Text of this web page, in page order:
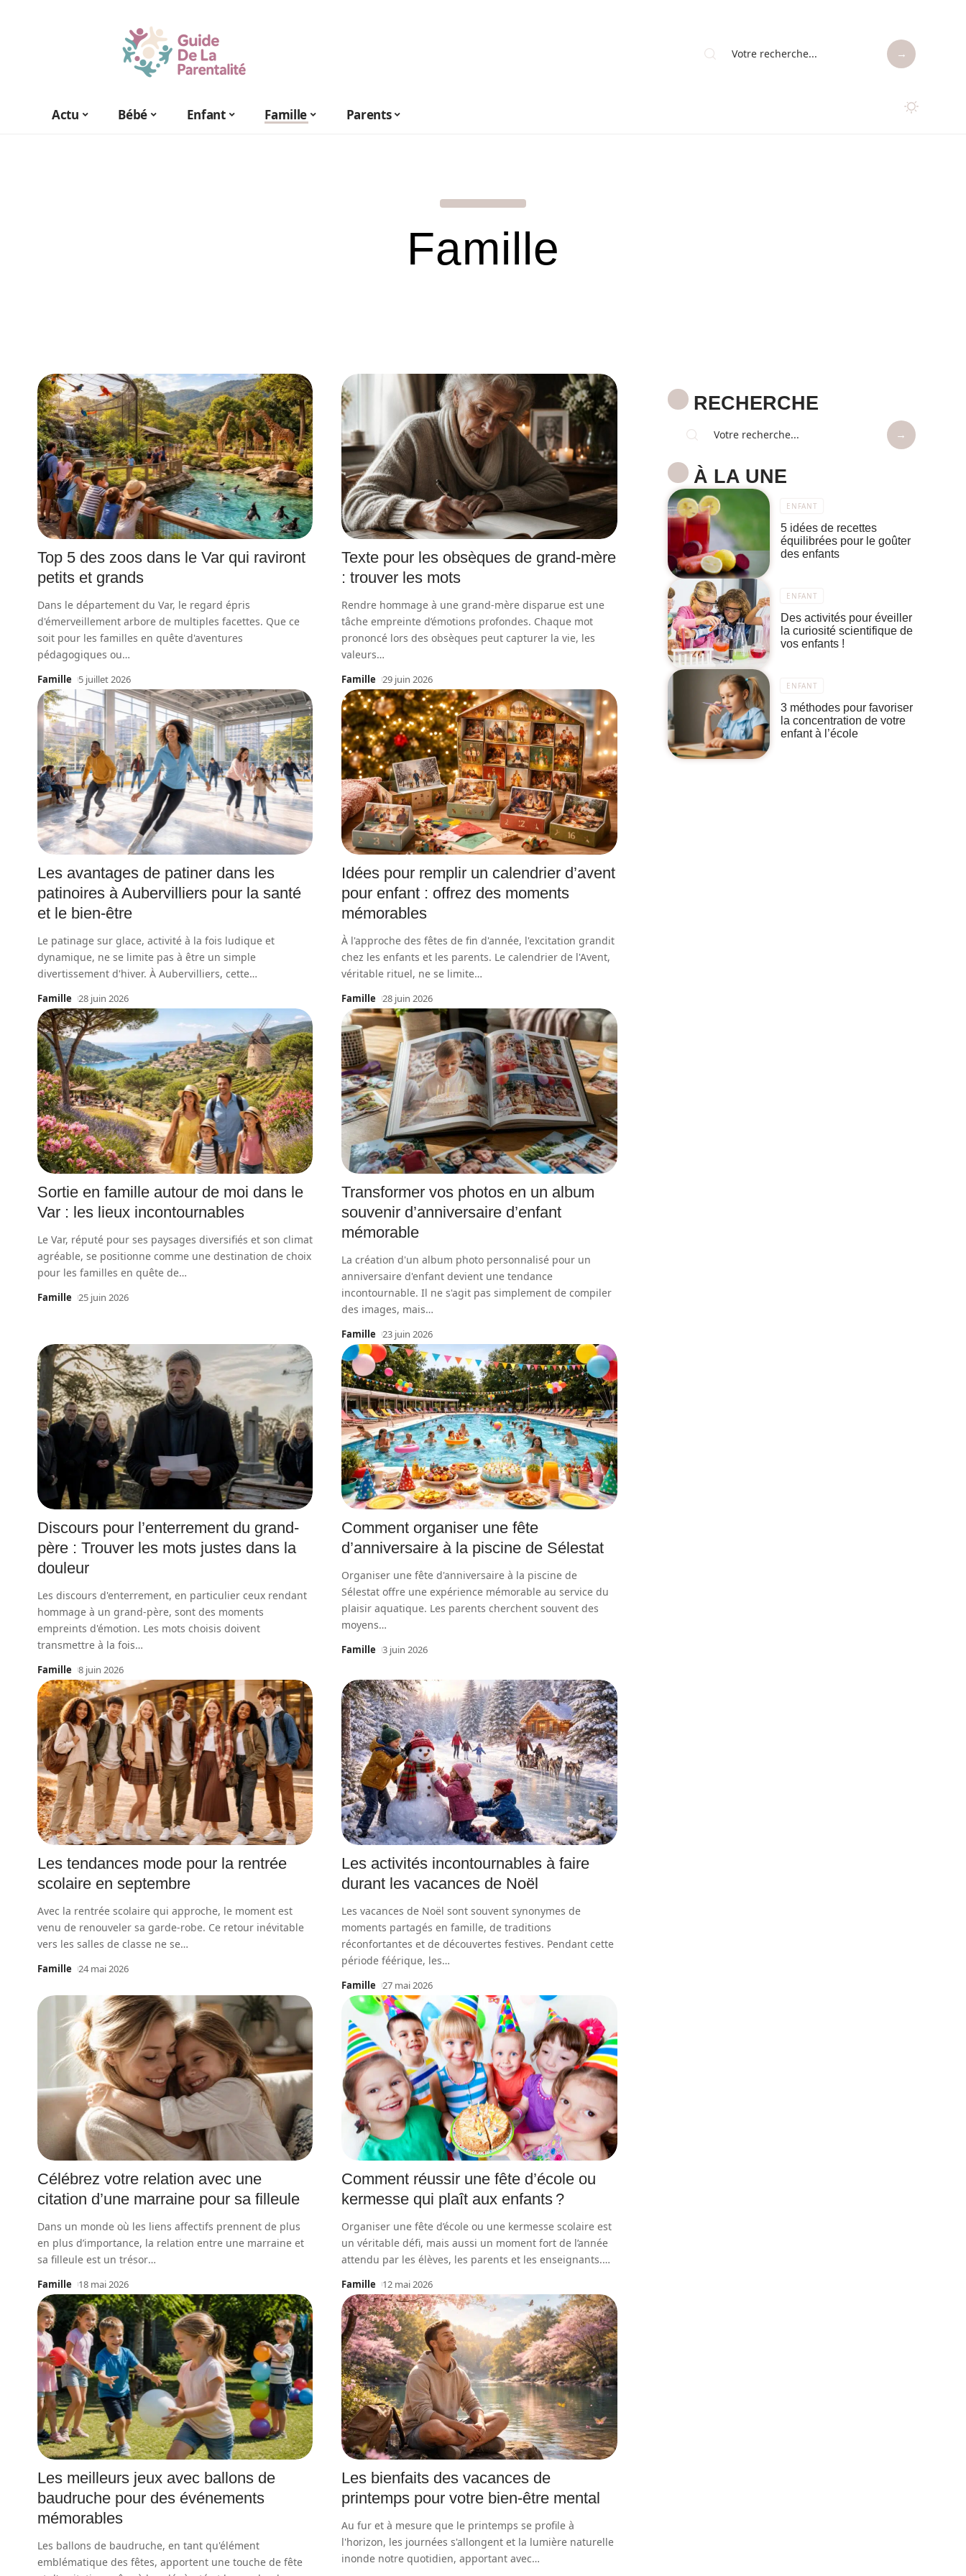
Actu Bébé Enfant Famille Parents
Famille
Top 5 des zoos dans le Var qui raviront
petits et grands
Dans le département du Var, le regard épris
d'émerveillement arbore de multiples facettes. Que ce
soit pour les familles en quête d'aventures
pédagogiques ou…
Famille 5 juillet 2026
Texte pour les obsèques de grand-mère
: trouver les mots
Rendre hommage à une grand-mère disparue est une
tâche empreinte d’émotions profondes. Chaque mot
prononcé lors des obsèques peut capturer la vie, les
valeurs…
Famille 29 juin 2026
Les avantages de patiner dans les
patinoires à Aubervilliers pour la santé
et le bien-être
Le patinage sur glace, activité à la fois ludique et
dynamique, ne se limite pas à être un simple
divertissement d'hiver. À Aubervilliers, cette…
Famille 28 juin 2026
Idées pour remplir un calendrier d’avent
pour enfant : offrez des moments
mémorables
À l'approche des fêtes de fin d'année, l'excitation grandit
chez les enfants et les parents. Le calendrier de l'Avent,
véritable rituel, ne se limite…
Famille 28 juin 2026
Sortie en famille autour de moi dans le
Var : les lieux incontournables
Le Var, réputé pour ses paysages diversifiés et son climat
agréable, se positionne comme une destination de choix
pour les familles en quête de…
Famille 25 juin 2026
Transformer vos photos en un album
souvenir d’anniversaire d’enfant
mémorable
La création d'un album photo personnalisé pour un
anniversaire d'enfant devient une tendance
incontournable. Il ne s'agit pas simplement de compiler
des images, mais…
Famille 23 juin 2026
Discours pour l’enterrement du grand-
père : Trouver les mots justes dans la
douleur
Les discours d'enterrement, en particulier ceux rendant
hommage à un grand-père, sont des moments
empreints d'émotion. Les mots choisis doivent
transmettre à la fois…
Famille 8 juin 2026
Comment organiser une fête
d’anniversaire à la piscine de Sélestat
Organiser une fête d'anniversaire à la piscine de
Sélestat offre une expérience mémorable au service du
plaisir aquatique. Les parents cherchent souvent des
moyens…
Famille 3 juin 2026
Les tendances mode pour la rentrée
scolaire en septembre
Avec la rentrée scolaire qui approche, le moment est
venu de renouveler sa garde-robe. Ce retour inévitable
vers les salles de classe ne se…
Famille 24 mai 2026
Les activités incontournables à faire
durant les vacances de Noël
Les vacances de Noël sont souvent synonymes de
moments partagés en famille, de traditions
réconfortantes et de découvertes festives. Pendant cette
période féérique, les…
Famille 27 mai 2026
Célébrez votre relation avec une
citation d’une marraine pour sa filleule
Dans un monde où les liens affectifs prennent de plus
en plus d’importance, la relation entre une marraine et
sa filleule est un trésor…
Famille 18 mai 2026
Comment réussir une fête d’école ou
kermesse qui plaît aux enfants ?
Organiser une fête d’école ou une kermesse scolaire est
un véritable défi, mais aussi un moment fort de l’année
attendu par les élèves, les parents et les enseignants.…
Famille 12 mai 2026
Les meilleurs jeux avec ballons de
baudruche pour des événements
mémorables
Les ballons de baudruche, en tant qu'élément
emblématique des fêtes, apportent une touche de fête
Les bienfaits des vacances de
printemps pour votre bien-être mental
Au fur et à mesure que le printemps se profile à
l'horizon, les journées s'allongent et la lumière naturelle
inonde notre quotidien, apportant avec…
RECHERCHE
À LA UNE
ENFANT
5 idées de recettes
équilibrées pour le goûter
des enfants
ENFANT
Des activités pour éveiller
la curiosité scientifique de
vos enfants !
ENFANT
3 méthodes pour favoriser
la concentration de votre
enfant à l’école